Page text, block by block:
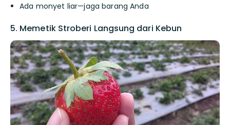
Ada monyet liar—jaga barang Anda
5. Memetik Stroberi Langsung dari Kebun